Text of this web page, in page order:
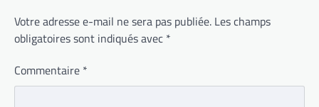
Votre adresse e-mail ne sera pas publiée. Les champs
obligatoires sont indiqués avec *
Commentaire *